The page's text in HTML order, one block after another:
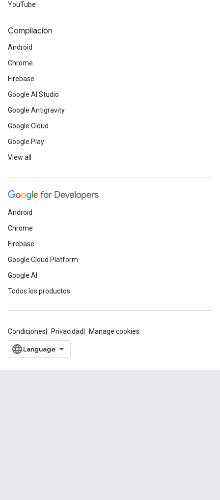
YouTube
Compilación
Android
Chrome
Firebase
Google AI Studio
Google Antigravity
Google Cloud
Google Play
View all
Android
Chrome
Firebase
Google Cloud Platform
Google AI
Todos los productos
Condiciones Privacidad Manage cookies